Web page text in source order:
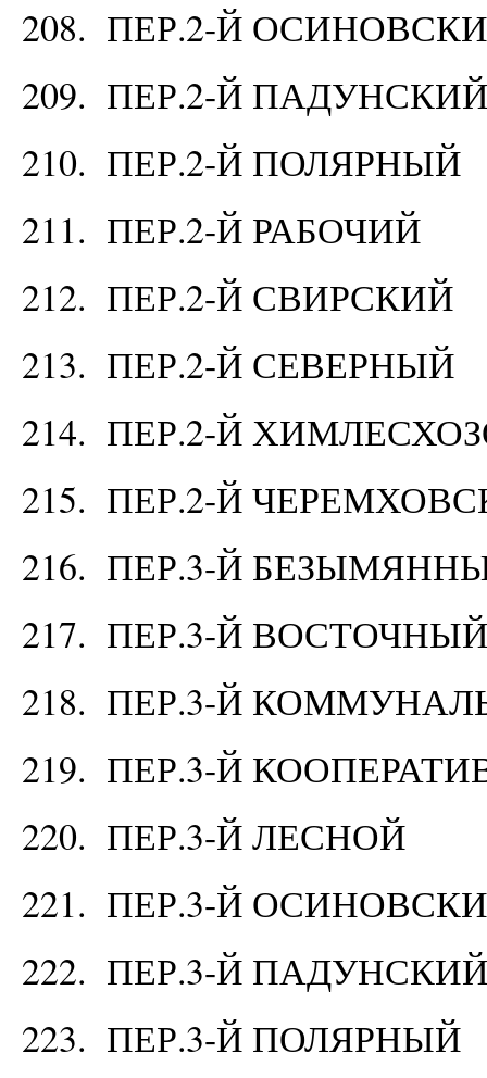
208. ПЕР.2-Й
209. ПЕР.2-Й
210. ПЕР.2-Й ПОЛЯРНЫЙ
211. ПЕР.2-Й РАБОЧИЙ
212. ПЕР.2-Й СВИРСКИЙ
213. ПЕР.2-Й СЕВЕРНЫЙ
214. ПЕР.2-Й
215. ПЕР.2-Й
216. ПЕР.3-Й
217. ПЕР.3-Й
218. ПЕР.3-Й
219. ПЕР.3-Й
220. ПЕР.3-Й ЛЕСНОЙ
221. ПЕР.3-Й
222. ПЕР.3-Й
223. ПЕР.3-Й ПОЛЯРНЫЙ